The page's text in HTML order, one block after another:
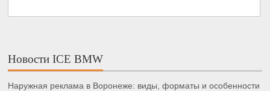
Новости ICE BMW
Наружная реклама в Воронеже: виды, форматы и особенности